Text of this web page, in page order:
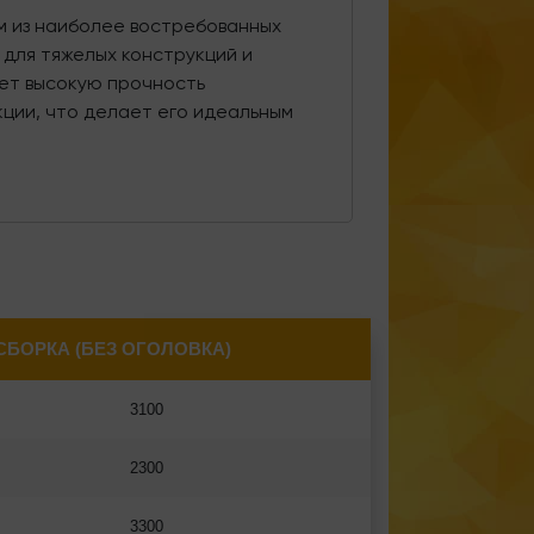
из наиболее востребованных
тяжелых конструкций и
высокую прочность
что делает его идеальным
(БЕЗ ОГОЛОВКА)
3100
2300
3300